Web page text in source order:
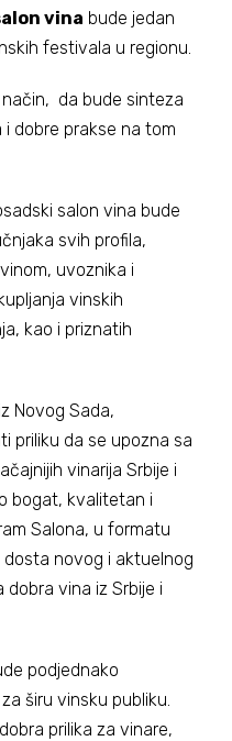
vina bude jedan
festivala u regionu.
da bude sinteza
dobre prakse na tom
salon vina bude
svih profila,
uvoznika i
vinskih
kao i priznatih
Novog Sada,
priliku da se upozna sa
vinarija Srbije i
bogat, kvalitetan i
Salona, u formatu
novog i aktuelnog
vina iz Srbije i
podjednako
širu vinsku publiku.
prilika za vinare,